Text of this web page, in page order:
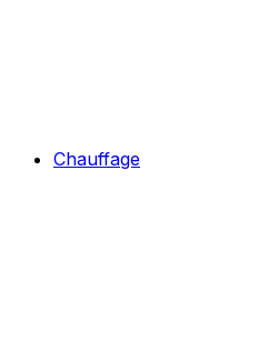
Chauffage